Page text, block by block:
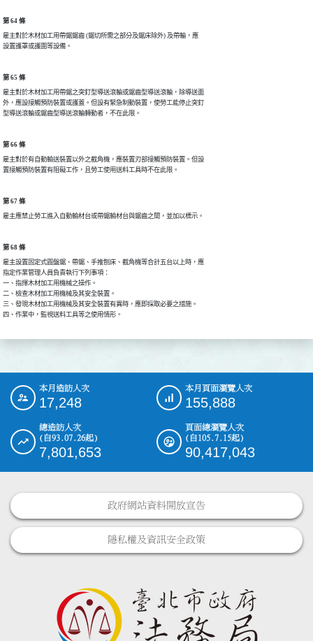
第 64 條
雇主對於木材加工用帶鋸鋸齒 (鋸切所需之部分及鋸床除外) 及帶輪，應
設置護罩或護圍等設備。
第 65 條
雇主對於木材加工用帶鋸之突釘型導送滾輪或鋸齒型導送滾輪，除導送面
外，應設接觸預防裝置或護蓋。但設有緊急制動裝置，使勞工能停止突釘
型導送滾輪或鋸齒型導送滾輪轉動者，不在此限。
第 66 條
雇主對於有自動輸送裝置以外之截角機，應裝置刃部接觸預防裝置。但設
置接觸預防裝置有阻礙工作，且勞工使用送料工具時不在此限。
第 67 條
雇主應禁止勞工進入自動輸材台或帶鋸輸材台與鋸齒之間，並加以標示。
第 68 條
雇主設置固定式圓盤鋸、帶鋸、手推刨床、截角機等合計五台以上時，應
指定作業管理人員負責執行下列事項：
一、指揮木材加工用機械之操作。
二、檢查木材加工用機械及其安全裝置。
三、發現木材加工用機械及其安全裝置有異時，應即採取必要之措施。
四、作業中，監視送料工具等之使用情形。
::: 本月造訪人次
17,248
本月頁面瀏覽人次
155,888
總造訪人次
(自93.07.26起)
7,801,653
頁面總瀏覽人次
(自105.7.15起)
90,417,043
政府網站資料開放宣告
隱私權及資訊安全政策